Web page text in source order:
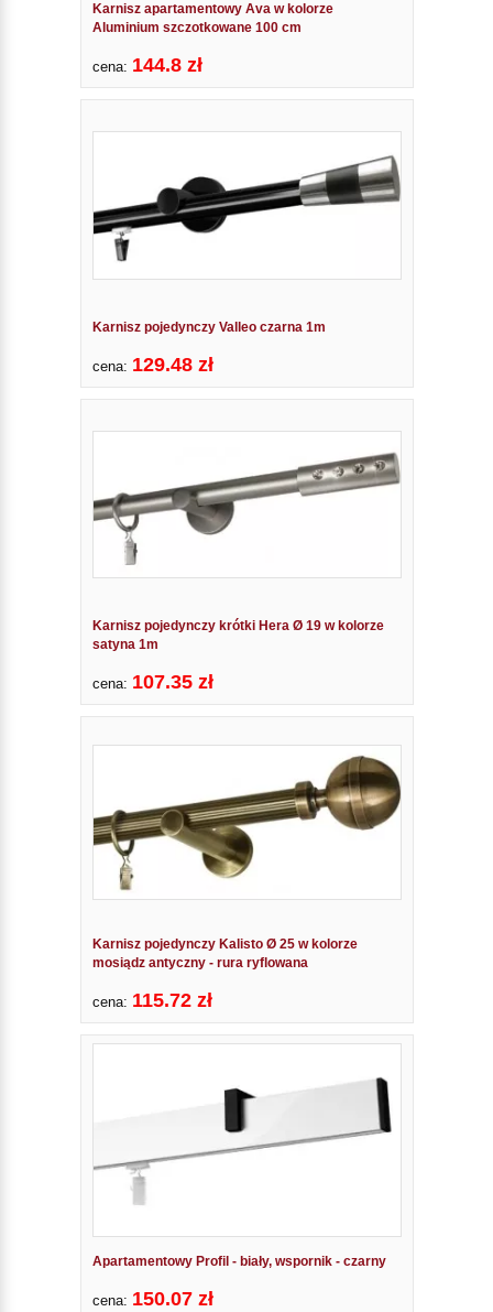
Karnisz apartamentowy Ava w kolorze
Aluminium szczotkowane 100 cm
cena: 144.8 zł
Karnisz pojedynczy Valleo czarna 1m
cena: 129.48 zł
Karnisz pojedynczy krótki Hera Ø 19 w kolorze
satyna 1m
cena: 107.35 zł
Karnisz pojedynczy Kalisto Ø 25 w kolorze
mosiądz antyczny - rura ryflowana
cena: 115.72 zł
Apartamentowy Profil - biały, wspornik - czarny
cena: 150.07 zł